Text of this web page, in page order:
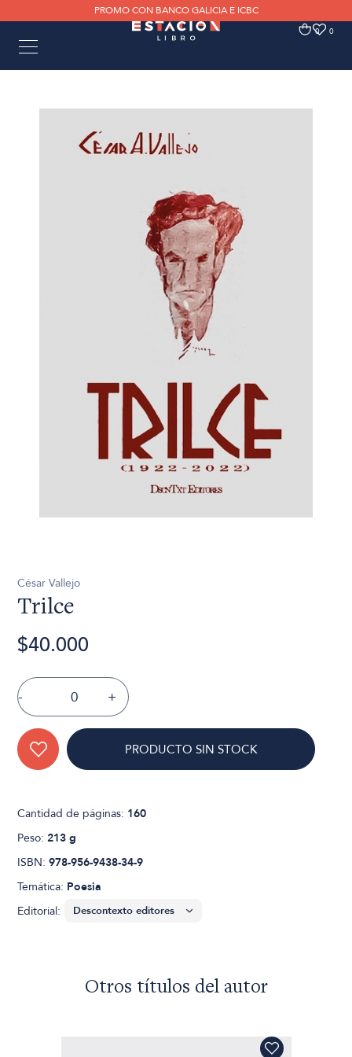
PROMO CON BANCO GALICIA E ICBC
0 0
César Vallejo
Trilce
$40.000
- +
PRODUCTO SIN STOCK
Cantidad de páginas: 160
Peso:213 g
ISBN:978-956-9438-34-9
Temática: Poesia
Editorial:
Otros títulos del autor